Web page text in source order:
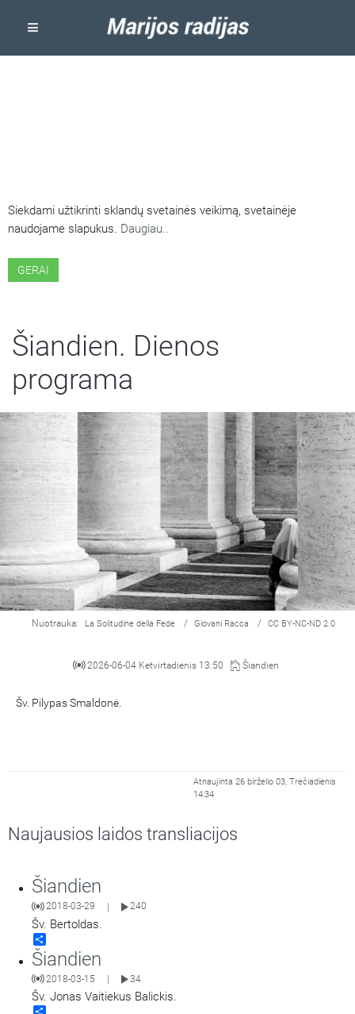
Siekdami užtikrinti sklandų svetainės veikimą, svetainėje
naudojame slapukus. Daugiau..
GERAI
Šiandien. Dienos
programa
Nuotrauka: La Solitudine della Fede / Giovani Racca / CC BY-NC-ND 2.0
2026-06-04 Ketvirtadienis 13:50 Šiandien
Šv. Pilypas Smaldonė.
Atnaujinta 26 birželio 03, Trečiadienis
14:34
Naujausios laidos transliacijos
Šiandien
2018-03-29 240
Šv. Bertoldas.
Šiandien
2018-03-15 34
Šv. Jonas Vaitiekus Balickis.